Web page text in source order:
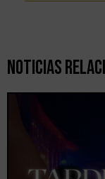
Noticias